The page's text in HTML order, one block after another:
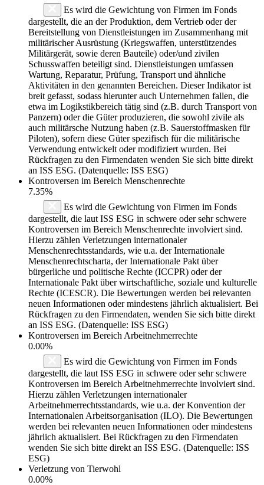
Es wird die Gewichtung von Firmen im Fonds
dargestellt, die an der Produktion, dem Vertrieb oder der
Bereitstellung von Dienstleistungen im Zusammenhang mit
militärischer Ausrüstung (Kriegswaffen, unterstützendes
Militärgerät, sowie deren Bauteile) oder/und zivilen
Schusswaffen beteiligt sind. Dienstleistungen umfassen
Wartung, Reparatur, Prüfung, Transport und ähnliche
Aktivitäten in den genannten Bereichen. Dieser Indikator ist
breit gefasst, sodass hierunter auch Unternehmen fallen, die
etwa im Logikstikbereich tätig sind (z.B. durch Transport von
Panzern) oder die Güter produzieren, die sowohl zivile als
auch militärsche Nutzung haben (z.B. Sauerstoffmasken für
Piloten), sofern diese Güter spezifisch für die militärische
Verwendung entwickelt oder modifiziert wurden. Bei
Rückfragen zu den Firmendaten wenden Sie sich bitte direkt
an ISS ESG. (Datenquelle: ISS ESG)
Kontroversen im Bereich Menschenrechte
7.35%
Es wird die Gewichtung von Firmen im Fonds
dargestellt, die laut ISS ESG in schwere oder sehr schwere
Kontroversen im Bereich Menschenrechte involviert sind.
Hierzu zählen Verletzungen internationaler
Menschenrechtsstandards, wie u.a. der Internationale
Menschenrechtscharta, der Internationale Pakt über
bürgerliche und politische Rechte (ICCPR) oder der
Internationale Pakt über wirtschaftliche, soziale und kulturelle
Rechte (ICESCR). Die Bewertungen werden bei relevanten
neuen Informationen oder mindestens jährlich aktualisiert. Bei
Rückfragen zu den Firmendaten, wenden Sie sich bitte direkt
an ISS ESG. (Datenquelle: ISS ESG)
Kontroversen im Bereich Arbeitnehmerrechte
0.00%
Es wird die Gewichtung von Firmen im Fonds
dargestellt, die laut ISS ESG in schwere oder sehr schwere
Kontroversen im Bereich Arbeitnehmerrechte involviert sind.
Hierzu zählen Verletzungen internationaler
Arbeitnehmerrechtsstandards, wie u.a. der Konvention der
Internationalen Arbeitsorganisation (ILO). Die Bewertungen
werden bei relevanten neuen Informationen oder mindestens
jährlich aktualisiert. Bei Rückfragen zu den Firmendaten
wenden Sie sich bitte direkt an ISS ESG. (Datenquelle: ISS
ESG)
Verletzung von Tierwohl
0.00%